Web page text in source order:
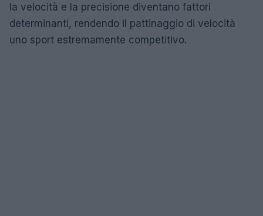
la velocità e la precisione diventano fattori
determinanti, rendendo il pattinaggio di velocità
uno sport estremamente competitivo.